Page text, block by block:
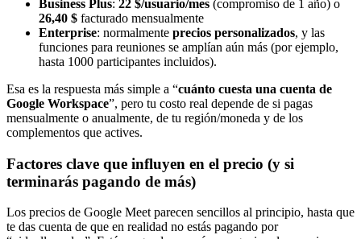
Business Plus: 22 $/usuario/mes (compromiso de 1 año) o
26,40 $ facturado mensualmente
Enterprise: normalmente precios personalizados, y las
funciones para reuniones se amplían aún más (por ejemplo,
hasta 1000 participantes incluidos).
Esa es la respuesta más simple a “cuánto cuesta una cuenta de
Google Workspace”, pero tu costo real depende de si pagas
mensualmente o anualmente, de tu región/moneda y de los
complementos que actives.
Factores clave que influyen en el precio (y si
terminarás pagando de más)
Los precios de Google Meet parecen sencillos al principio, hasta que
te das cuenta de que en realidad no estás pagando por